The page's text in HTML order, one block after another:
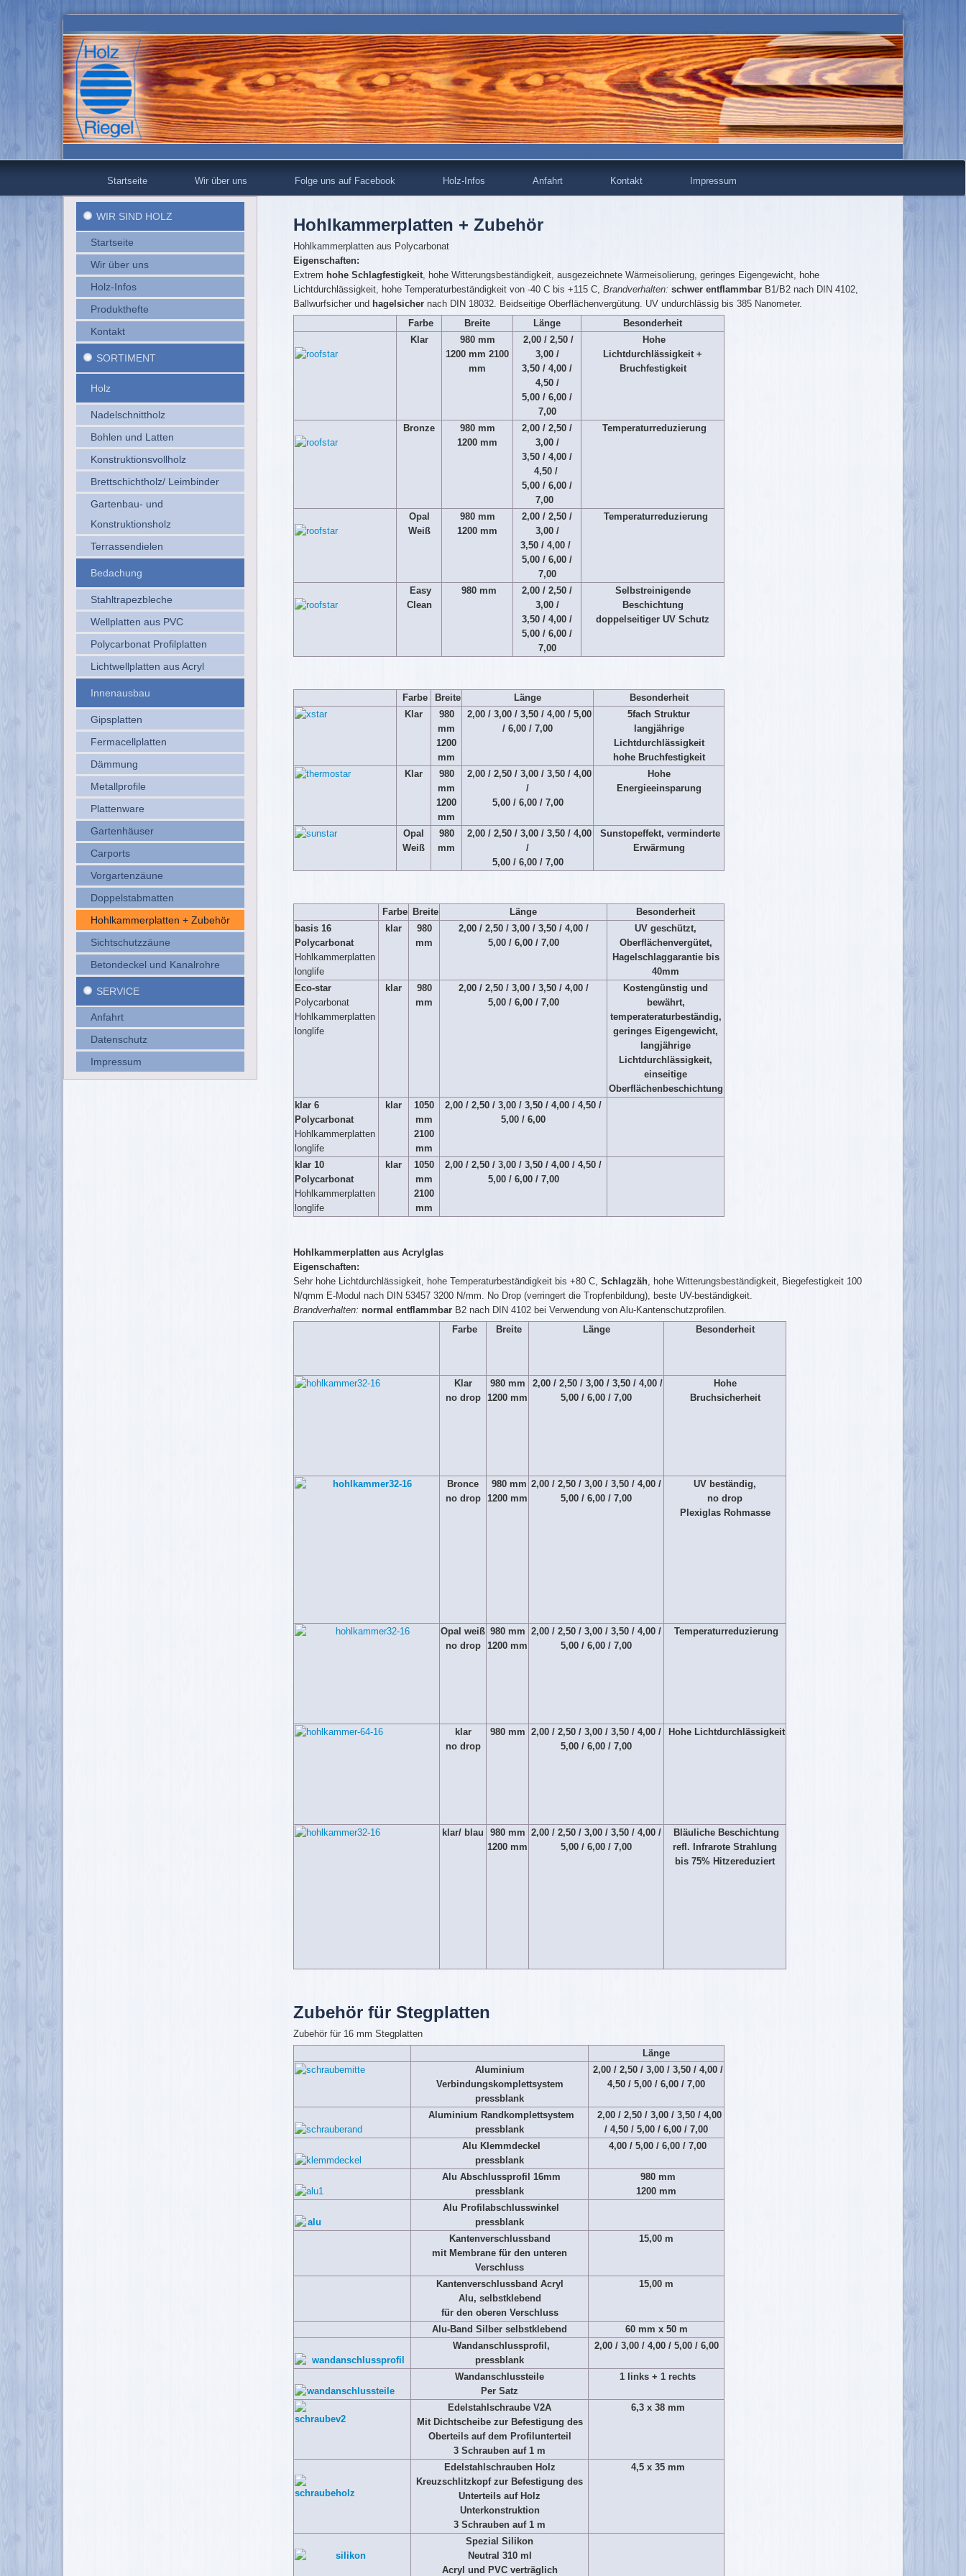
Startseite Wir über uns Folge uns auf Facebook Holz-Infos Anfahrt Kontakt Impressum
WIR SIND HOLZ
Startseite
Wir über uns
Holz-Infos
Produkthefte
Kontakt
SORTIMENT
Holz
Nadelschnittholz
Bohlen und Latten
Konstruktionsvollholz
Brettschichtholz/ Leimbinder
Gartenbau- und
Konstruktionsholz
Terrassendielen
Bedachung
Stahltrapezbleche
Wellplatten aus PVC
Polycarbonat Profilplatten
Lichtwellplatten aus Acryl
Innenausbau
Gipsplatten
Fermacellplatten
Dämmung
Metallprofile
Plattenware
Gartenhäuser
Carports
Vorgartenzäune
Doppelstabmatten
Hohlkammerplatten + Zubehör
Sichtschutzzäune
Betondeckel und Kanalrohre
SERVICE
Anfahrt
Datenschutz
Impressum
Hohlkammerplatten + Zubehör
Hohlkammerplatten aus Polycarbonat
Eigenschaften:
Extrem hohe Schlagfestigkeit , hohe Witterungsbeständigkeit, ausgezeichnete Wärmeisolierung, geringes Eigengewicht, hohe
Lichtdurchlässigkeit, hohe Temperaturbeständigkeit von -40 C bis +115 C, Brandverhalten: schwer entflammbar B1/B2 nach DIN 4102,
Ballwurfsicher und hagelsicher nach DIN 18032. Beidseitige Oberflächenvergütung. UV undurchlässig bis 385 Nanometer.
Farbe
Breite Länge
Besonderheit
Klar
980 mm
1200 mm 2100
mm
2,00 / 2,50 /
3,00 /
3,50 / 4,00 /
4,50 /
5,00 / 6,00 /
7,00
Hohe
Lichtdurchlässigkeit +
Bruchfestigkeit
Bronze
980 mm
1200 mm
2,00 / 2,50 /
3,00 /
3,50 / 4,00 /
4,50 /
5,00 / 6,00 /
7,00
Temperaturreduzierung
Opal
Weiß
980 mm
1200 mm
2,00 / 2,50 /
3,00 /
3,50 / 4,00 /
5,00 / 6,00 /
7,00
Temperaturreduzierung
Easy
Clean
980 mm
2,00 / 2,50 /
3,00 /
3,50 / 4,00 /
5,00 / 6,00 /
7,00
Selbstreinigende
Beschichtung
doppelseitiger UV Schutz
Farbe Breite Länge
Besonderheit
Klar
980
mm
1200
mm
2,00 / 3,00 / 3,50 / 4,00 / 5,00
/ 6,00 / 7,00
5fach Struktur
langjährige
Lichtdurchlässigkeit
hohe Bruchfestigkeit
Klar
980
mm
1200
mm
2,00 / 2,50 / 3,00 / 3,50 / 4,00
/
5,00 / 6,00 / 7,00
Hohe
Energieeinsparung
Opal
Weiß
980
mm
2,00 / 2,50 / 3,00 / 3,50 / 4,00
/
5,00 / 6,00 / 7,00
Sunstopeffekt, verminderte
Erwärmung
Farbe Breite Länge
Besonderheit
basis 16
Polycarbonat
Hohlkammerplatten
longlife
klar
980
mm
2,00 / 2,50 / 3,00 / 3,50 / 4,00 /
5,00 / 6,00 / 7,00
UV geschützt,
Oberflächenvergütet,
Hagelschlaggarantie bis
40mm
Eco-star
Polycarbonat
Hohlkammerplatten
longlife
klar
980
mm
2,00 / 2,50 / 3,00 / 3,50 / 4,00 /
5,00 / 6,00 / 7,00
Kostengünstig und
bewährt,
temperateraturbeständig,
geringes Eigengewicht,
langjährige
Lichtdurchlässigkeit,
einseitige
Oberflächenbeschichtung
klar 6
Polycarbonat
Hohlkammerplatten
longlife
klar
1050
mm
2100
mm
2,00 / 2,50 / 3,00 / 3,50 / 4,00 / 4,50 /
5,00 / 6,00
klar 10
Polycarbonat
Hohlkammerplatten
longlife
klar
1050
mm
2100
mm
2,00 / 2,50 / 3,00 / 3,50 / 4,00 / 4,50 /
5,00 / 6,00 / 7,00
Hohlkammerplatten aus Acrylglas
Eigenschaften:
Sehr hohe Lichtdurchlässigkeit, hohe Temperaturbeständigkeit bis +80 C, Schlagzäh , hohe Witterungsbeständigkeit, Biegefestigkeit 100
N/qmm E-Modul nach DIN 53457 3200 N/mm. No Drop (verringert die Tropfenbildung), beste UV-beständigkeit.
Brandverhalten: normal entflammbar B2 nach DIN 4102 bei Verwendung von Alu-Kantenschutzprofilen.
Farbe
Breite Länge Besonderheit
Klar
no drop
980 mm
1200 mm
2,00 / 2,50 / 3,00 / 3,50 / 4,00 /
5,00 / 6,00 / 7,00
Hohe
Bruchsicherheit
Bronce
no drop
980 mm
1200 mm
2,00 / 2,50 / 3,00 / 3,50 / 4,00 /
5,00 / 6,00 / 7,00
UV beständig,
no drop
Plexiglas Rohmasse
Opal weiß
no drop
980 mm
1200 mm
2,00 / 2,50 / 3,00 / 3,50 / 4,00 /
5,00 / 6,00 / 7,00
Temperaturreduzierung
klar
no drop
980 mm 2,00 / 2,50 / 3,00 / 3,50 / 4,00 /
5,00 / 6,00 / 7,00
Hohe Lichtdurchlässigkeit
klar/ blau
980 mm
1200 mm
2,00 / 2,50 / 3,00 / 3,50 / 4,00 /
5,00 / 6,00 / 7,00
Bläuliche Beschichtung
refl. Infrarote Strahlung
bis 75% Hitzereduziert
Zubehör für Stegplatten
Zubehör für 16 mm Stegplatten
Länge
Aluminium
Verbindungskomplettsystem
pressblank
2,00 / 2,50 / 3,00 / 3,50 / 4,00 /
4,50 / 5,00 / 6,00 / 7,00
Aluminium Randkomplettsystem
pressblank
2,00 / 2,50 / 3,00 / 3,50 / 4,00
/ 4,50 / 5,00 / 6,00 / 7,00
Alu Klemmdeckel
pressblank
4,00 / 5,00 / 6,00 / 7,00
Alu Abschlussprofil 16mm
pressblank
980 mm
1200 mm
Alu Profilabschlusswinkel
pressblank
Kantenverschlussband
mit Membrane für den unteren
Verschluss
15,00 m
Kantenverschlussband Acryl
Alu, selbstklebend
für den oberen Verschluss
15,00 m
Alu-Band Silber selbstklebend
60 mm x 50 m
Wandanschlussprofil,
pressblank
2,00 / 3,00 / 4,00 / 5,00 / 6,00
Wandanschlussteile
Per Satz
1 links + 1 rechts
Edelstahlschraube V2A
Mit Dichtscheibe zur Befestigung des
Oberteils auf dem Profilunterteil
3 Schrauben auf 1 m
6,3 x 38 mm
Edelstahlschrauben Holz
Kreuzschlitzkopf zur Befestigung des
Unterteils auf Holz
Unterkonstruktion
3 Schrauben auf 1 m
4,5 x 35 mm
Spezial Silikon
Neutral 310 ml
Acryl und PVC verträglich